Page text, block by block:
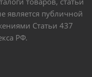
является публичной
Статьи 437
РФ.